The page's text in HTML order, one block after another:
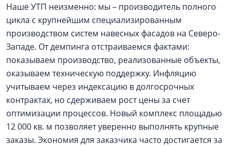
Наше УТП неизменно: мы – производитель полного
цикла с крупнейшим специализированным
производством систем навесных фасадов на Северо-
Западе. От демпинга отстраиваемся фактами:
показываем производство, реализованные объекты,
оказываем техническую поддержку. Инфляцию
учитываем через индексацию в долгосрочных
контрактах, но сдерживаем рост цены за счет
оптимизации процессов. Новый комплекс площадью
12 000 кв. м позволяет уверенно выполнять крупные
заказы. Экономия для заказчика часто достигается за